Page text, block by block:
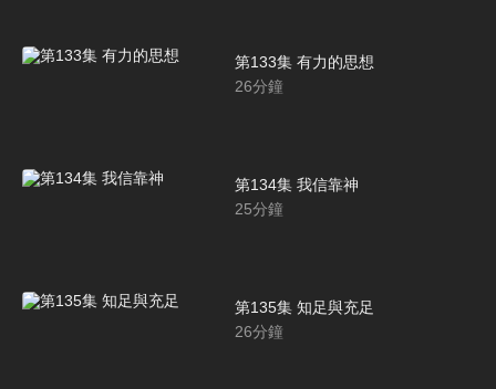
第133集 有力的思想
26分鐘
第134集 我信靠神
25分鐘
第135集 知足與充足
26分鐘